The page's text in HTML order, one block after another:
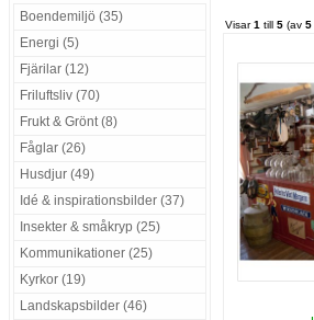
Boendemiljö (35)
Energi (5)
Fjärilar (12)
Friluftsliv (70)
Frukt & Grönt (8)
Fåglar (26)
Husdjur (49)
Idé & inspirationsbilder (37)
Insekter & småkryp (25)
Kommunikationer (25)
Kyrkor (19)
Landskapsbilder (46)
Visar1 till 5 (av 5